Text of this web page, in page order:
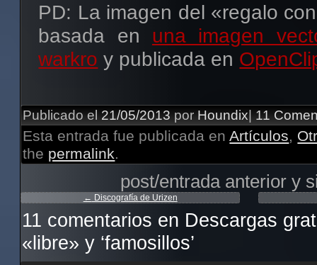
PD: La imagen del «regalo
basada en una imagen
warkro y publicada en
Publicado el 21/05/2013 por Houndix 11
Esta entrada fue publicada enArtículos,
the permalink.
post/entrada anterior y
← Discografía de Urizen
11 comentarios en Descargas
«libre» y ‘famosillos’